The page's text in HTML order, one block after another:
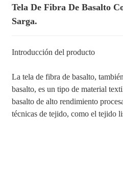
Tela De Fibra De Basalto
Sarga.
Introducción del producto
La tela de fibra de basalto,
basalto, es un tipo de material
basalto de alto rendimiento
técnicas de tejido, como el tejido